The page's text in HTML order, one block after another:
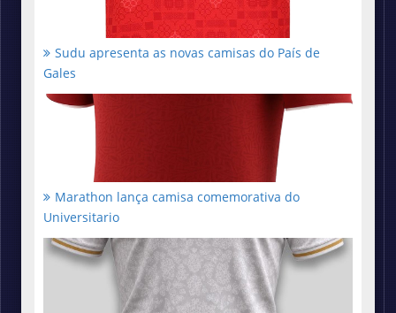
Sudu apresenta as novas camisas do País de
Gales
Marathon lança camisa comemorativa do
Universitario